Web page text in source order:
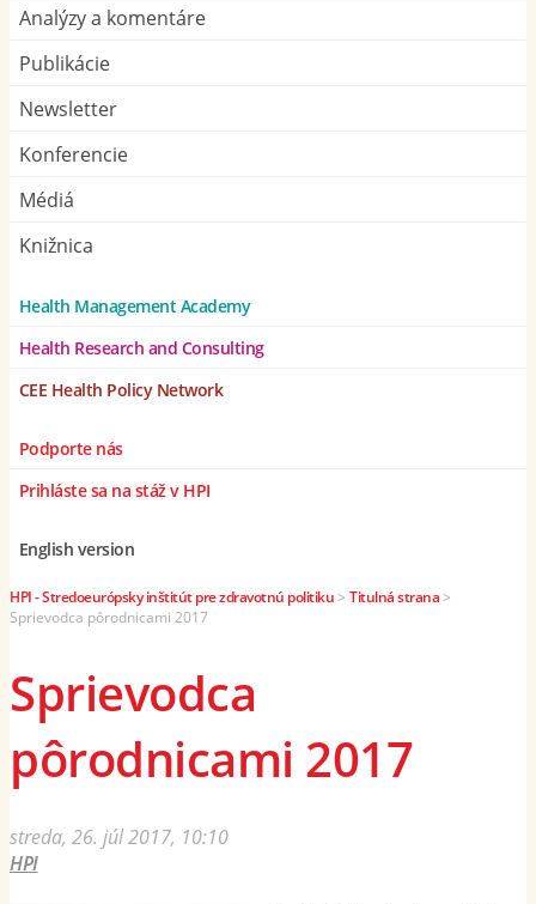
Analýzy a komentáre
Publikácie
Newsletter
Konferencie
Médiá
Knižnica
Health Management Academy
Health Research and Consulting
CEE Health Policy Network
Podporte nás
Prihláste sa na stáž v HPI
English version
HPI - Stredoeurópsky inštitút pre zdravotnú politiku> Titulná strana>
Sprievodca pôrodnicami 2017
Sprievodca
pôrodnicami 2017
streda, 26. júl 2017, 10:10
HPI